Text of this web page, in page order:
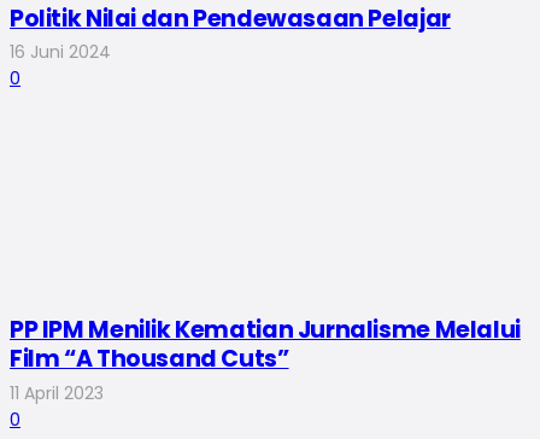
Politik Nilai dan Pendewasaan Pelajar
16 Juni 2024
0
PP IPM Menilik Kematian Jurnalisme Melalui
Film “A Thousand Cuts”
11 April 2023
0